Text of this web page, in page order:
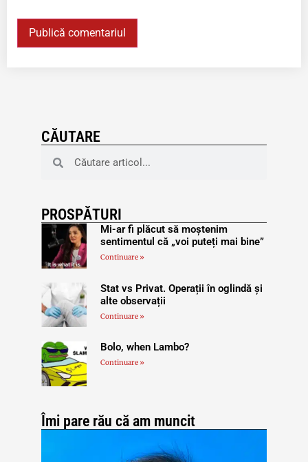
CĂUTARE
PROSPĂTURI
Mi-ar fi plăcut să moștenim
sentimentul că „voi puteți mai bine”
Continuare »
Stat vs Privat. Operații în oglindă și
alte observații
Continuare »
Bolo, when Lambo?
Continuare »
Îmi pare rău că am muncit